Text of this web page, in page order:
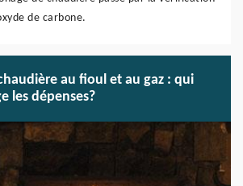
de carbone.
au fioul et au gaz : qui
les dépenses?